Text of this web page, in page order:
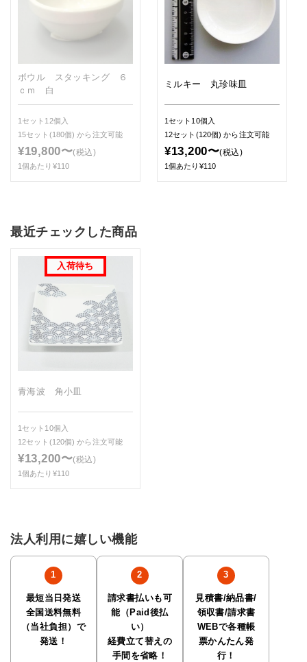
ボウル スタッキング ６
ｃｍ 白
1セット12個入
15セット(180個)から注文可能
¥19,800〜(税込)
1個あたり¥110
ミルキー 丸珍味皿
1セット10個入
12セット(120個)から注文可能
¥13,200〜(税込)
1個あたり¥110
最近チェックした商品
青海波 角小皿
1セット10個入
12セット(120個)から注文可能
¥13,200〜(税込)
1個あたり¥110
法人利用に嬉しい機能
最短当日発送
全国送料無料
（当社負担）で
発送！
請求書払いも可
能（Paid後払
い）
経費立て替えの
手間を省略！
見積書/納品書/
領収書/請求書
WEBで各種帳
票かんたん発
行！